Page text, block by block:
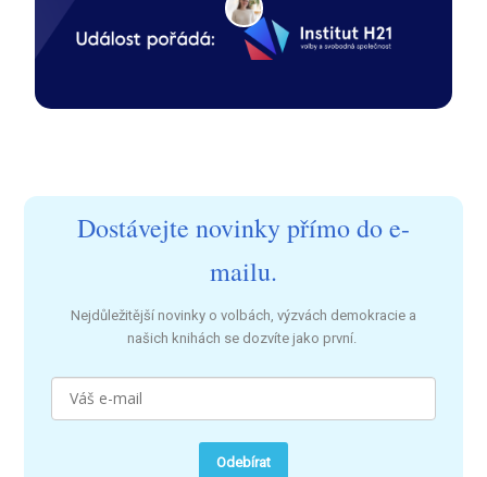
Dostávejte novinky přímo do e-
mailu.
Nejdůležitější novinky o volbách, výzvách demokracie a
našich knihách se dozvíte jako první.
Odebírat